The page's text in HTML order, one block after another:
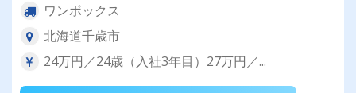
ワンボックス
北海道千歳市
24万円／24歳（入社3年目）27万円／...